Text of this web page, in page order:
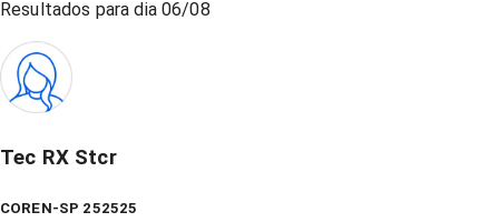
Resultados para dia 06/08
Tec RX Stcr
COREN-SP 252525